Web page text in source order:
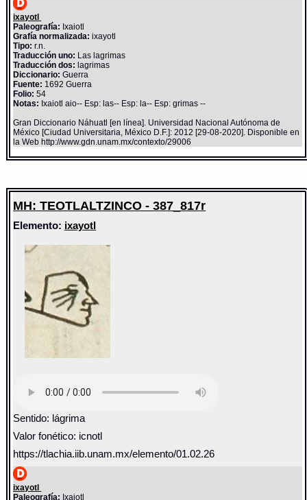
ixayotl
Paleografía: Ixaiotl
Grafía normalizada: ixayotl
Tipo: r.n.
Traducción uno: Las lagrimas
Traducción dos: lagrimas
Diccionario:Guerra
Fuente: 1692 Guerra
Folio: 54
Notas: Ixaiotl aio-- Esp: las-- Esp: la-- Esp: grimas --
Gran Diccionario Náhuatl [en línea]. Universidad Nacional Autónoma de
México [Ciudad Universitaria, México D.F.]: 2012 [29-08-2020]. Disponible en
la Web http://www.gdn.unam.mx/contexto/29006
MH: TEOTLALTZINCO - 387_817r
Elemento: ixayotl
Sentido: lágrima
Valor fonético: icnotl
https://tlachia.iib.unam.mx/elemento/01.02.26
ixayotl
Paleografía: Ixaiotl